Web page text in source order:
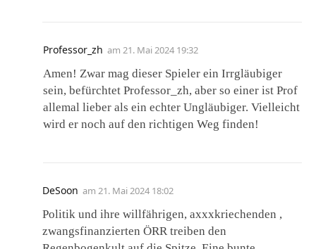
Professor_zh am 21. Mai 2024 19:32
Amen! Zwar mag dieser Spieler ein Irrgläubiger
sein, befürchtet Professor_zh, aber so einer ist Prof
allemal lieber als ein echter Ungläubiger. Vielleicht
wird er noch auf den richtigen Weg finden!
DeSoon am 21. Mai 2024 18:02
Politik und ihre willfährigen, axxxkriechenden ,
zwangsfinanzierten ÖRR treiben den